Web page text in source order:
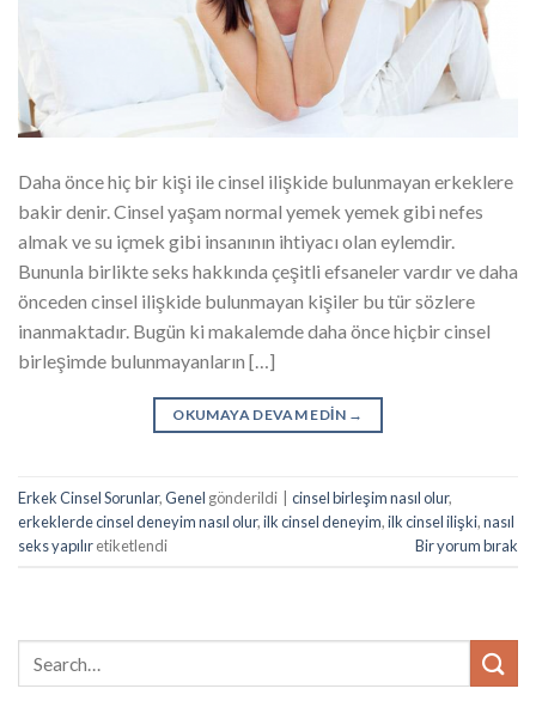
Daha önce hiç bir kişi ile cinsel ilişkide bulunmayan erkeklere
bakir denir. Cinsel yaşam normal yemek yemek gibi nefes
almak ve su içmek gibi insanının ihtiyacı olan eylemdir.
Bununla birlikte seks hakkında çeşitli efsaneler vardır ve daha
önceden cinsel ilişkide bulunmayan kişiler bu tür sözlere
inanmaktadır. Bugün ki makalemde daha önce hiçbir cinsel
birleşimde bulunmayanların […]
OKUMAYA DEVAM EDIN →
Erkek Cinsel Sorunlar,Genel gönderildi cinsel birleşim nasıl olur,
erkeklerde cinsel deneyim nasıl olur,ilk cinsel deneyim,ilk cinsel ilişki,nasıl
seks yapılıretiketlendi Bir yorum bırak